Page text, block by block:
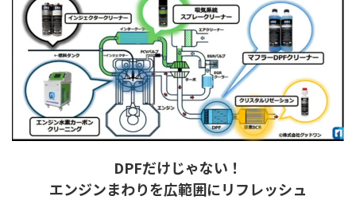
DPFだけじゃない！
エンジンまわりを広範囲にリフレッシュ